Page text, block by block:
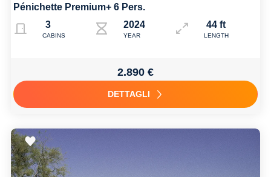
Pénichette Premium+ 6 Pers.
3
CABINS
2024
YEAR
44 ft
LENGTH
2.890 €
DETTAGLI